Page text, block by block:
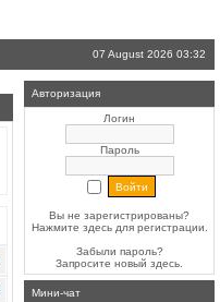
07 August 2026 03:32
Авторизация
Логин
Пароль
Вы не зарегистрированы?
Нажмите здесьдля регистрации.
Забыли пароль?
Запросите новый здесь.
Мини-чат